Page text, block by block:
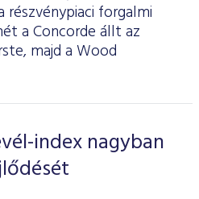
részvénypiaci forgalmi
a Concorde állt az
majd a Wood
index nagyban